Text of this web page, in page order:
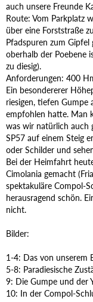
auch unsere Freunde
Route: Vom Parkplatz
über eine Forststraße
Pfadspuren zum
oberhalb der Poebene
zu diesig).
Anforderungen: 400
Ein besondererer
riesigen, tiefen Gumpe
empfohlen hatte. Man
was wir natürlich auch
SP57 auf einem Steig
oder Schilder und
Bei der Heimfahrt
Cimolania gemacht
spektakuläre Compol-
herausragend schön.
nicht.
Bilder:
1-4: Das von unserem
5-8: Paradiesische
9: Die Gumpe und der
10: In der Compol-